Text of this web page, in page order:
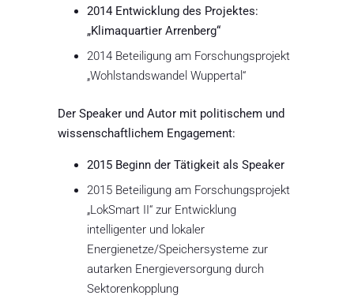
2014 Entwicklung des Projektes:
„Klimaquartier Arrenberg“
2014 Beteiligung am Forschungsprojekt
„Wohlstandswandel Wuppertal“
Der Speaker und Autor mit politischem und
wissenschaftlichem Engagement:
2015 Beginn der Tätigkeit als Speaker
2015 Beteiligung am Forschungsprojekt
„LokSmart II“ zur Entwicklung
intelligenter und lokaler
Energienetze/Speichersysteme zur
autarken Energieversorgung durch
Sektorenkopplung